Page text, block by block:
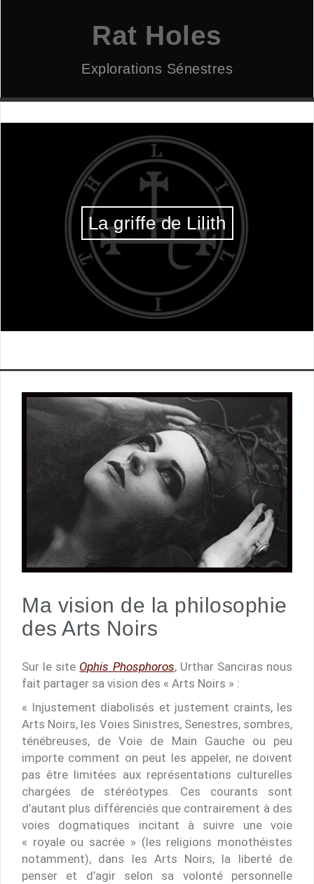
Rat Holes
Explorations Sénestres
La griffe de Lilith
Ma vision de la philosophie
des Arts Noirs
Sur le site Ophis Phosphoros, Urthar Sanciras nous
fait partager sa vision des « Arts Noirs » :
« Injustement diabolisés et justement craints, les
Arts Noirs, les Voies Sinistres, Senestres, sombres,
ténébreuses, de Voie de Main Gauche ou peu
importe comment on peut les appeler, ne doivent
pas être limitées aux représentations culturelles
chargées de stéréotypes. Ces courants sont
d’autant plus différenciés que contrairement à des
voies dogmatiques incitant à suivre une voie
« royale ou sacrée » (les religions monothéistes
notamment), dans les Arts Noirs, la liberté de
penser et d’agir selon sa volonté personnelle